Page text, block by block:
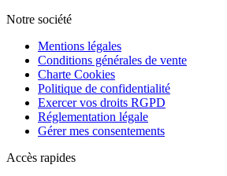
Notre société
Mentions légales
Conditions générales de vente
Charte Cookies
Politique de confidentialité
Exercer vos droits RGPD
Réglementation légale
Gérer mes consentements
Accès rapides